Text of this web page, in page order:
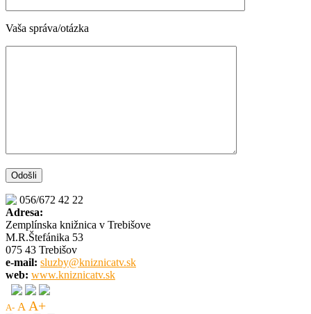
Vaša správa/otázka
056/672 42 22
Adresa:
Zemplínska knižnica v Trebišove
M.R.Štefánika 53
075 43 Trebišov
e-mail: sluzby@kniznicatv.sk
web: www.kniznicatv.sk
A- A A+